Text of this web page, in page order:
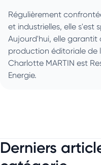
Régulièrement
et industrielles, elle s'est
Aujourd'hui, elle
production éditoriale de
Charlotte MARTIN est
Energie.
Derniers